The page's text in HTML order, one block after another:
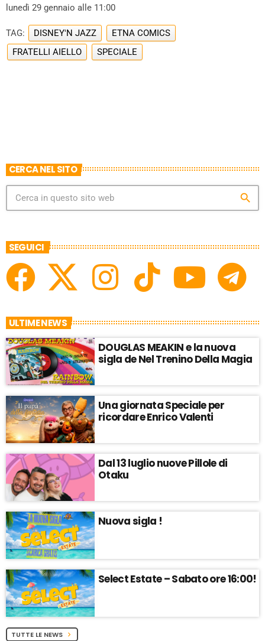
lunedì 29 gennaio alle 11:00
TAG: DISNEY'N JAZZ
ETNA COMICS
FRATELLI AIELLO
SPECIALE
CERCA NEL SITO
search
SEGUICI
ULTIME NEWS
DOUGLAS MEAKIN e la nuova
sigla de Nel Trenino Della Magia
Una giornata Speciale per
ricordare Enrico Valenti
Dal 13 luglio nuove Pillole di
Otaku
Nuova sigla !
Select Estate – Sabato ore 16:00!
TUTTE LE NEWS chevron_right